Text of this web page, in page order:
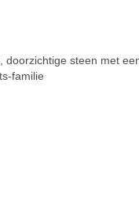
steen met
familie